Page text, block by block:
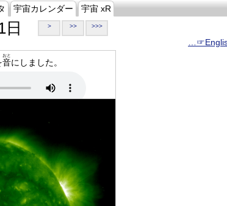
宇宙カレンダー 宇宙 xR
日 > >> >>>
音
おと
にしました。